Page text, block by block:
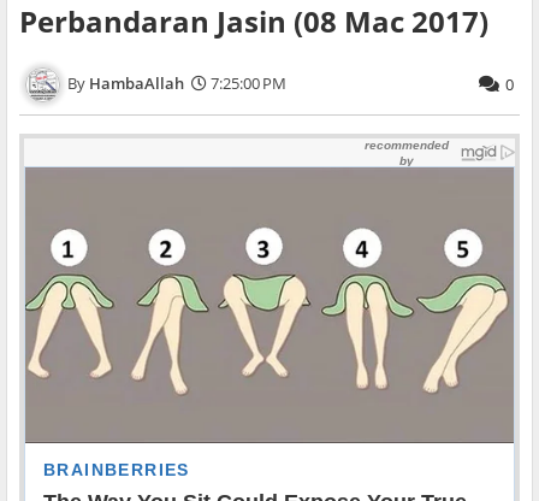
Perbandaran Jasin (08 Mac 2017)
HambaAllah 7:25:00 PM 0